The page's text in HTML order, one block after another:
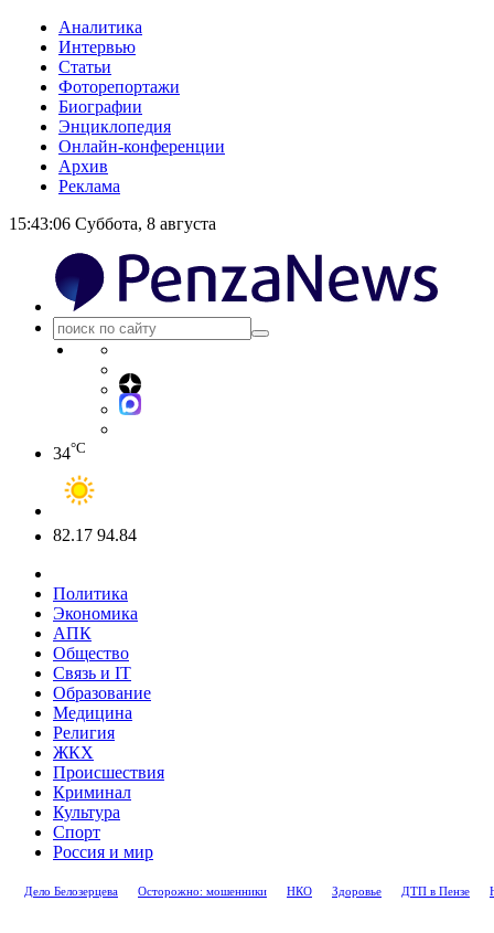
Аналитика
Интервью
Статьи
Фоторепортажи
Биографии
Энциклопедия
Онлайн-конференции
Архив
Реклама
15:43:06 Суббота, 8 августа
34°C
82.17 94.84
Политика
Экономика
АПК
Общество
Связь и IT
Образование
Медицина
Религия
ЖКХ
Происшествия
Криминал
Культура
Спорт
Россия и мир
Дело Белозерцева Осторожно: мошенники НКО Здоровье ДТП в Пензе